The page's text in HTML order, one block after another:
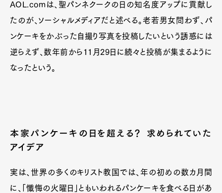
AOL.comは、聖パンネクークの日の知名度アップに貢献し
たのが、ソーシャルメディアだと述べる。老若男女問わず、パ
ンケーキをかぶった自撮り写真を投稿したいという誘惑には
逆らえず、数年前から11月29日に続々と投稿が集まるように
なったという。
本家パンケーキの日を超える？ 求められていた
アイデア
実は、世界の多くのキリスト教国では、年の初めの数カ月間
に、「懺悔の火曜日」ともいわれるパンケーキを食べる日があ